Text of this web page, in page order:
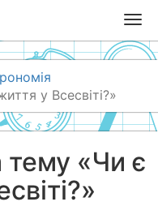
T
o
g
e
n
v
у Всесвіті?»
тему «Чи є